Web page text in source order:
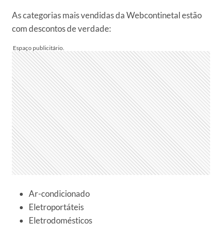
As categorias mais vendidas da Webcontinetal estão
com descontos de verdade:
Ar-condicionado
Eletroportáteis
Eletrodomésticos